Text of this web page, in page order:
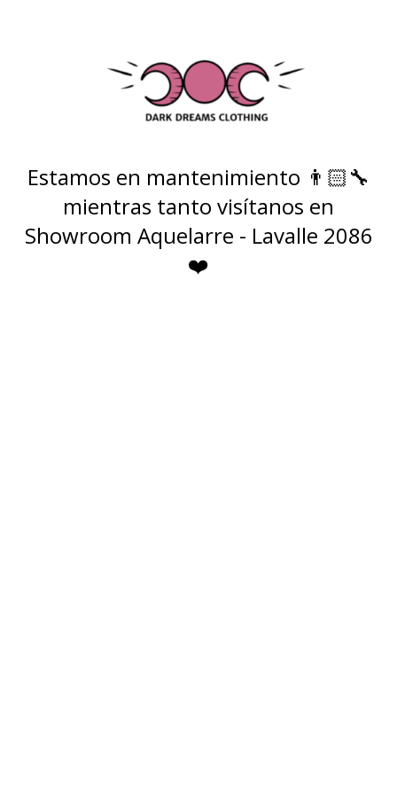
Estamos en mantenimiento 👨🏻‍🔧
mientras tanto visítanos en
Showroom Aquelarre - Lavalle 2086
❤️